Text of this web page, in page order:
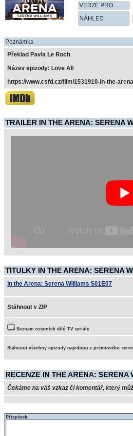
VERZE PRO
NÁHLED
Poznámka
Překlad Pavla Le Roch
Název epizody: Love All
https://www.csfd.cz/film/1531910-in-the-
TRAILER IN THE ARENA: SERENA
TITULKY IN THE ARENA: SERENA
In the Arena: Serena Williams S01E07
Stáhnout v ZIP
Seznam ostatních dílů TV seriálu
Stáhnout všechny epizody najednou z prémiového
RECENZE IN THE ARENA: SERENA
Čekáme na váš vzkaz či komentář, který
Příspěvek: